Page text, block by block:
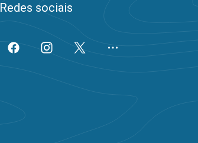
Redes sociais